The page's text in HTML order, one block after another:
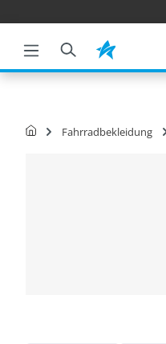
Zur
Fahrradbekleidung